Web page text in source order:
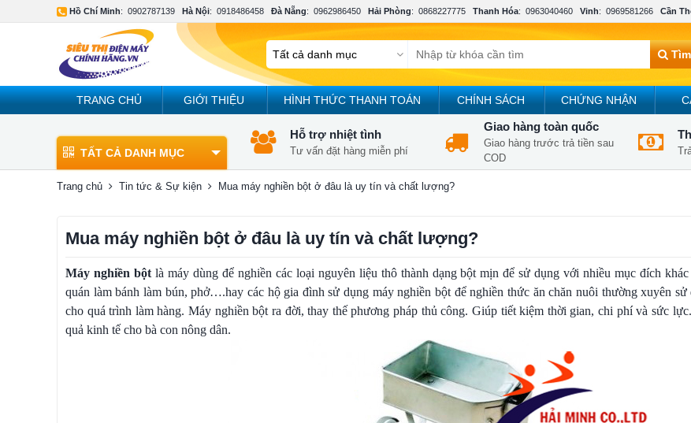
Hồ Chí Minh: 0902787139 Hà Nội: 0918486458 Đà Nẵng: 0962986450 Hải Phòng: 0868227775 Thanh Hóa: 0963040460 Vinh: 0969581266 Cần
TRANG CHỦ GIỚI THIỆU HÌNH THỨC THANH TOÁN CHÍNH SÁCH CHỨNG NHẬN
TẤT CẢ DANH MỤC
Hỗ trợ nhiệt tình
Tư vấn đặt hàng miễn phí
Giao hàng toàn quốc
Giao hàng trước trả tiền sau
COD
Trang chủ Tin tức & Sự kiện Mua máy nghiền bột ở đâu là uy tín và chất lượng?
Mua máy nghiền bột ở đâu là uy tín và chất lượng?
Máy nghiền bộtlà máy dùng để nghiền các loại nguyên liệu thô thành dạng bột mịn để sử dụng với nhiều mục đích
quán làm bánh làm bún, phở….hay các hộ gia đình sử dụng máy nghiền bột để nghiền thức ăn chăn nuôi thường xuyên sử
cho quá trình làm hàng. Máy nghiền bột ra đời, thay thế phương pháp thủ công. Giúp tiết kiệm thời gian, chi phí và sức
quả kinh tế cho bà con nông dân.